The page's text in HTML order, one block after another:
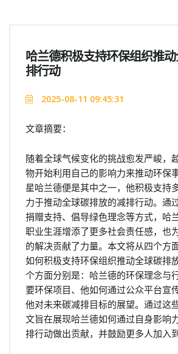
哈兰德积极支持环保组织推
排行动
2025-08-11 09:45:31
文章摘要：
随着全球气候变化的挑战愈发严峻，
物开始利用自己的影响力来推动环保
星哈兰德便是其中之一，他积极支持
力于推动全球碳排放的减排行动。通
捐赠支持、倡导绿色理念等方式，哈
职业生涯增添了更多社会责任感，也
的解决贡献了力量。本文将从四个方
如何积极支持环保组织推动全球碳排
个方面分别是：哈兰德的环保理念与
要环保项目、他如何通过公众平台宣
他对未来碳减排目标的展望。通过这
文旨在展现哈兰德如何通过自身影响
排行动做出贡献，并鼓励更多人加入